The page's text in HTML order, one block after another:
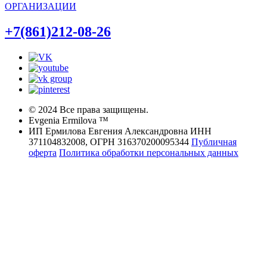
ОРГАНИЗАЦИИ
+7(861)212-08-26
© 2024 Все права защищены.
Evgenia Ermilova ™
ИП Ермилова Евгения Александровна ИНН
371104832008, ОГРН 316370200095344 Публичная
оферта Политика обработки персональных данных